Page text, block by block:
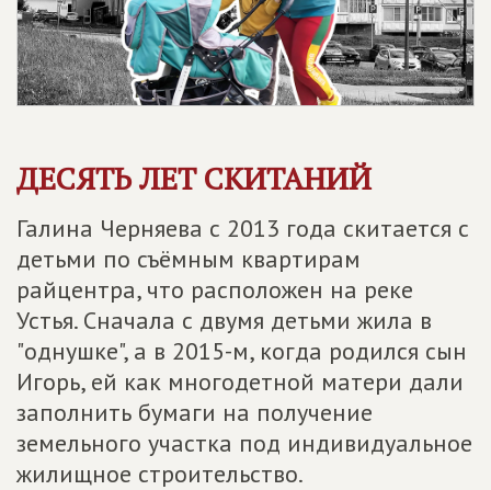
ДЕСЯТЬ ЛЕТ СКИТАНИЙ
Галина Черняева с 2013 года скитается с
детьми по съёмным квартирам
райцентра, что расположен на реке
Устья. Сначала с двумя детьми жила в
"однушке", а в 2015-м, когда родился сын
Игорь, ей как многодетной матери дали
заполнить бумаги на получение
земельного участка под индивидуальное
жилищное строительство.